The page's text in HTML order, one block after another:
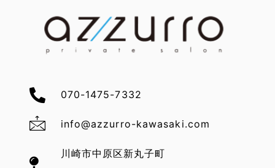
070-1475-7332
info@azzurro-kawasaki.com
川崎市中原区新丸子町